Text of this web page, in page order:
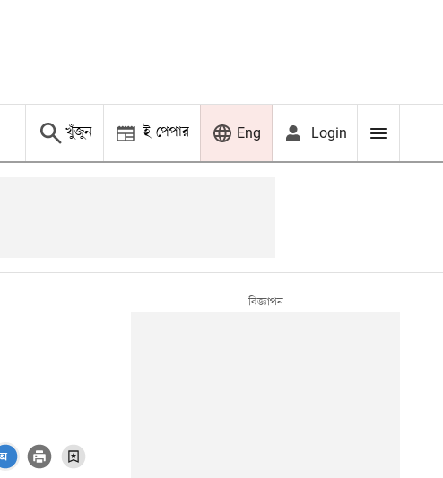
খুঁজুন ই-পেপার Eng Login